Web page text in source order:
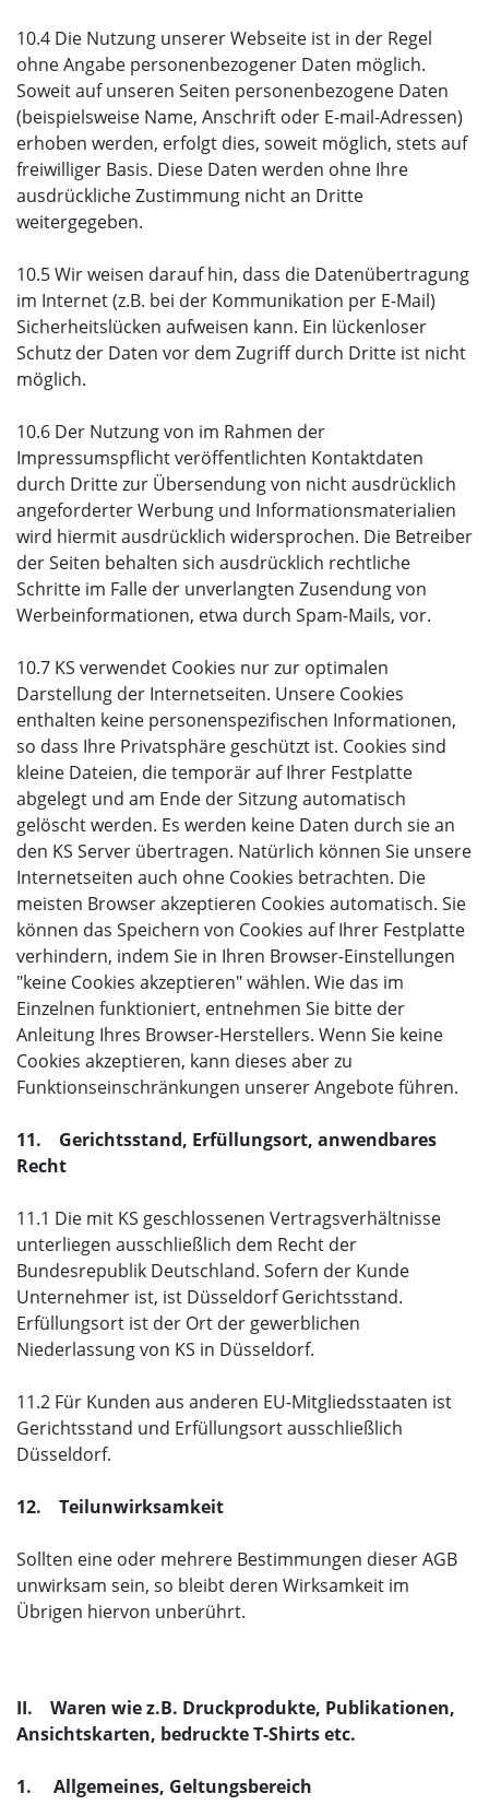
10.4 Die Nutzung unserer Webseite ist in der Regel
ohne Angabe personenbezogener Daten möglich.
Soweit auf unseren Seiten personenbezogene Daten
(beispielsweise Name, Anschrift oder E-mail-Adressen)
erhoben werden, erfolgt dies, soweit möglich, stets auf
freiwilliger Basis. Diese Daten werden ohne Ihre
ausdrückliche Zustimmung nicht an Dritte
weitergegeben.
10.5 Wir weisen darauf hin, dass die Datenübertragung
im Internet (z.B. bei der Kommunikation per E-Mail)
Sicherheitslücken aufweisen kann. Ein lückenloser
Schutz der Daten vor dem Zugriff durch Dritte ist nicht
möglich.
10.6 Der Nutzung von im Rahmen der
Impressumspflicht veröffentlichten Kontaktdaten
durch Dritte zur Übersendung von nicht ausdrücklich
angeforderter Werbung und Informationsmaterialien
wird hiermit ausdrücklich widersprochen. Die Betreiber
der Seiten behalten sich ausdrücklich rechtliche
Schritte im Falle der unverlangten Zusendung von
Werbeinformationen, etwa durch Spam-Mails, vor.
10.7 KS verwendet Cookies nur zur optimalen
Darstellung der Internetseiten. Unsere Cookies
enthalten keine personenspezifischen Informationen,
so dass Ihre Privatsphäre geschützt ist. Cookies sind
kleine Dateien, die temporär auf Ihrer Festplatte
abgelegt und am Ende der Sitzung automatisch
gelöscht werden. Es werden keine Daten durch sie an
den KS Server übertragen. Natürlich können Sie unsere
Internetseiten auch ohne Cookies betrachten. Die
meisten Browser akzeptieren Cookies automatisch. Sie
können das Speichern von Cookies auf Ihrer Festplatte
verhindern, indem Sie in Ihren Browser-Einstellungen
"keine Cookies akzeptieren" wählen. Wie das im
Einzelnen funktioniert, entnehmen Sie bitte der
Anleitung Ihres Browser-Herstellers. Wenn Sie keine
Cookies akzeptieren, kann dieses aber zu
Funktionseinschränkungen unserer Angebote führen.
11. Gerichtsstand, Erfüllungsort, anwendbares
Recht
11.1 Die mit KS geschlossenen Vertragsverhältnisse
unterliegen ausschließlich dem Recht der
Bundesrepublik Deutschland. Sofern der Kunde
Unternehmer ist, ist Düsseldorf Gerichtsstand.
Erfüllungsort ist der Ort der gewerblichen
Niederlassung von KS in Düsseldorf.
11.2 Für Kunden aus anderen EU-Mitgliedsstaaten ist
Gerichtsstand und Erfüllungsort ausschließlich
Düsseldorf.
12. Teilunwirksamkeit
Sollten eine oder mehrere Bestimmungen dieser AGB
unwirksam sein, so bleibt deren Wirksamkeit im
Übrigen hiervon unberührt.
II. Waren wie z.B. Druckprodukte, Publikationen,
Ansichtskarten, bedruckte T-Shirts etc.
1. Allgemeines, Geltungsbereich